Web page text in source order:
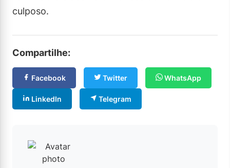
culposo.
Compartilhe:
Facebook Twitter WhatsApp
LinkedIn Telegram